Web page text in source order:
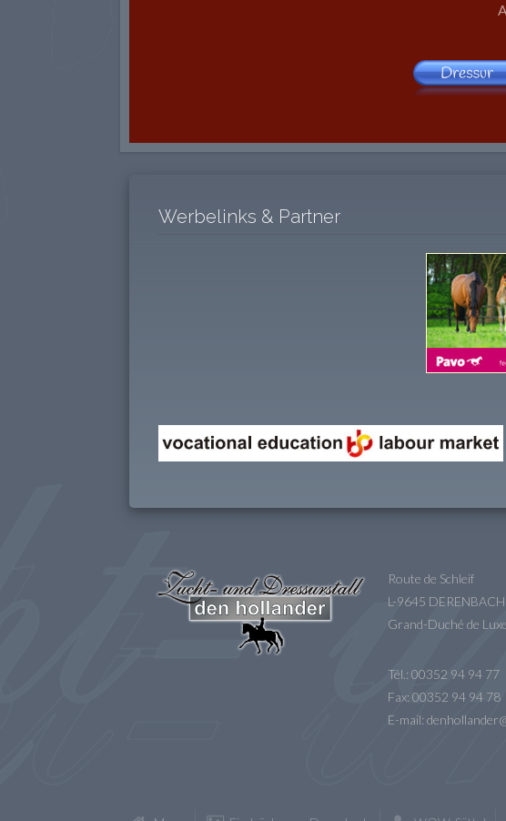
Werbelinks & Partner
Route de Schleif
L-9645 DERENBACH
Grand-Duché de
Tél.: 00352 94 94 77
Fax: 00352 94 94 78
E-mail: